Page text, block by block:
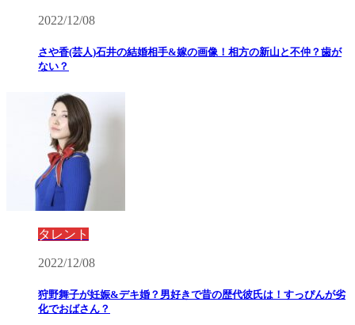
2022/12/08
さや香(芸人)石井の結婚相手&嫁の画像！相方の新山と不仲？歯が
ない？
タレント
2022/12/08
狩野舞子が妊娠&デキ婚？男好きで昔の歴代彼氏は！すっぴんが劣
化でおばさん？